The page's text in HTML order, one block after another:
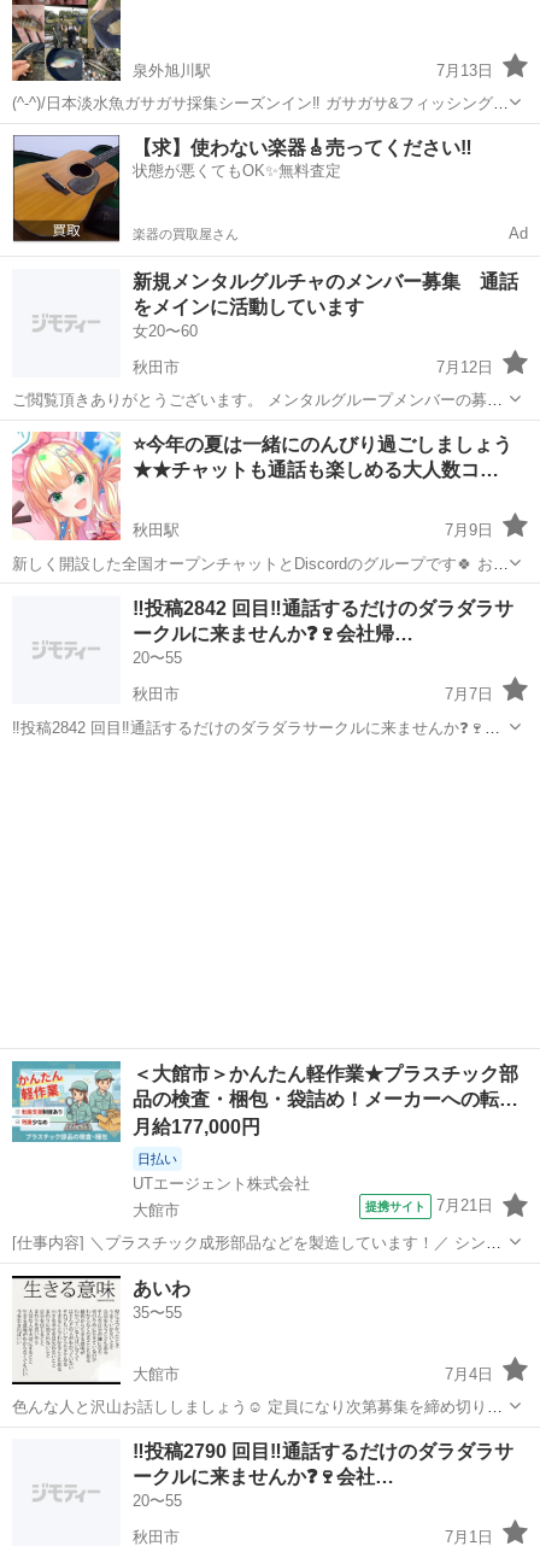
◇◇◇◇◇◇メーカー先への転...
泉外旭川駅
7月13日
(^-^)/日本淡水魚ガサガサ採集シーズンイン‼️ ガサガサ&フィッシング
ラインオープンチャットコミュニティー TEAMGASAと申します。 よ
ろしくお願い致します。🙇 梅雨明け間近いよいよ本格的なガサガサの
シーズンがや...
秋田 秋田市 泉外旭川駅 グルチャ タナゴ
【求】使わない楽器🎸売ってください‼️
状態が悪くてもOK✨無料査定
楽器の買取屋さん Ad
新規メンタルグルチャのメンバー募集 通話
をメインに活動しています
女20〜60
秋田市
7月12日
ご閲覧頂きありがとうございます。 メンタルグループメンバーの募集
です。 全国での募集です。 通話がメインのグループです。 20代～50
代まで。 メンタル疾患の方。 規約を守れる方。 常識のある方。 ...
秋田 秋田市 グルチャ メンタルグルチャ
⭐️今年の夏は一緒にのんびり過ごしましょう
★★チャットも通話も楽しめる大人数コ…
秋田駅
7月9日
新しく開設した全国オープンチャットとDiscordのグループです🍀 おか
げさまで総メンバー550人ほどご参加いただいておりますが、まだまだ
新しい仲間を募集しております◎ そして、今年から新たなグループも
秋田駅 グルチャ オープンチャット
‼️投稿2842 回目‼️通話するだけのダラダラサ
ークルに来ませんか❓🍷会社帰…
20〜55
秋田市
7月7日
‼️投稿2842 回目‼️通話するだけのダラダラサークルに来ませんか❓🍷会
＜大館市＞かんたん軽作業★プラスチック部
品の検査・梱包・袋詰め！メーカーへの転…
月給177,000円
日払い
UTエージェント株式会社
大館市
提携サイト 7月21日
[仕事内容] ＼プラスチック成形部品などを製造しています！／ シンプ
ル作業&指導担当が手厚くサポートしてくれるので、 安心して就業で
きます◎ お任せするのは製品の検査など！ 細かい作業をするのが得意
な方にオススメです♪ ...
秋田 大館市 工場
あいわ
35〜55
大館市
7月4日
色んな人と沢山お話ししましょう☺️ 定員になり次第募集を締め切りま
す。
大館市 グルチャ
‼️投稿2790 回目‼️通話するだけのダラダラサ
ークルに来ませんか❓🍷会社…
20〜55
秋田市
7月1日